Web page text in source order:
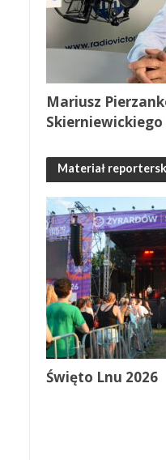
Mariusz
Materiał
Święto Lnu 2026